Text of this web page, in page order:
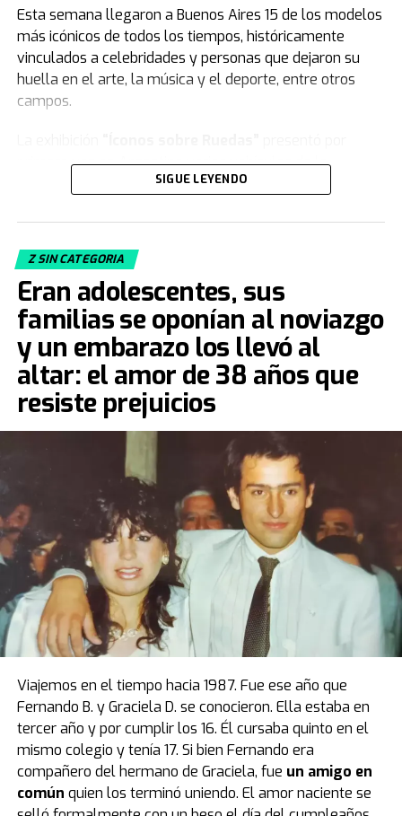
Esta semana llegaron a Buenos Aires 15 de los modelos
más icónicos de todos los tiempos, históricamente
vinculados a celebridades y personas que dejaron su
huella en el arte, la música y el deporte, entre otros
campos.
primera vez en Argentina varios vehículos de la
Jorge Yarur, creador de la
Santiago de Chile.
Acacia Echazarreta
Curaduría de la institución, le contó aTNde qué trata la
muestra. “Nuestra colección, con sus 19.000 piezas de
vestuario y accesorios, buscacongelar el tiempo.
Tratamos de retratar distintos estilos, artes decorativas,
el aspecto deportivo... de cómo la gente vestía para
jugar fútbol, con camisetas y botines, entre otras
prendas y objetos que se vinculan al deporte. En este
caso, además, tenemos el auto de
un
Ferrari Testarossa negro
La Ferrari negra de Diego Maradona, por
primera vez en la Argentina
El modelo que protagoniza una de las mejores
anécdotas relacionadas a la vida de Diego estuvo de
visita por primera vez en el país, luego de casi cuatro
décadas de estadía en Europa. Fue el primer obsequio
que recibió “Pelusa” tras conquistar la Copa del Mundo
deMéxico 1986, cortesía del por entonces presidente
del Napoli, Corrado Ferlaino.
El proceso para que las llaves de aquel mítico auto
deportivo llegaran a las manos de Maradona fue
caótico.
Guillermo Coppola, exmanager del Diez, tuvo
que convencer al mismísimo Enzo Ferrari de pintar de
SIGUE LEYENDO
Z SIN CATEGORIA
Eran adolescentes, sus
familias se oponían al noviazgo
y un embarazo los llevó al
altar: el amor de 38 años que
resiste prejuicios
Viajemos en el tiempo hacia 1987. Fue ese año que
Fernando B. y Graciela D. se conocieron. Ella estaba en
tercer año y por cumplir los 16. Él cursaba quinto en el
mismo colegio y tenía 17. Si bien Fernando era
compañero del hermano de Graciela, fue un amigo en
común quien los terminó uniendo. El amor naciente se